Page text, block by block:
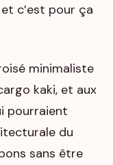
c’est pour ça
minimaliste
kaki, et aux
pourraient
du
sans être